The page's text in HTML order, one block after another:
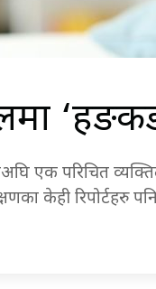
एक परिचित
केही रिपोर्टहरु